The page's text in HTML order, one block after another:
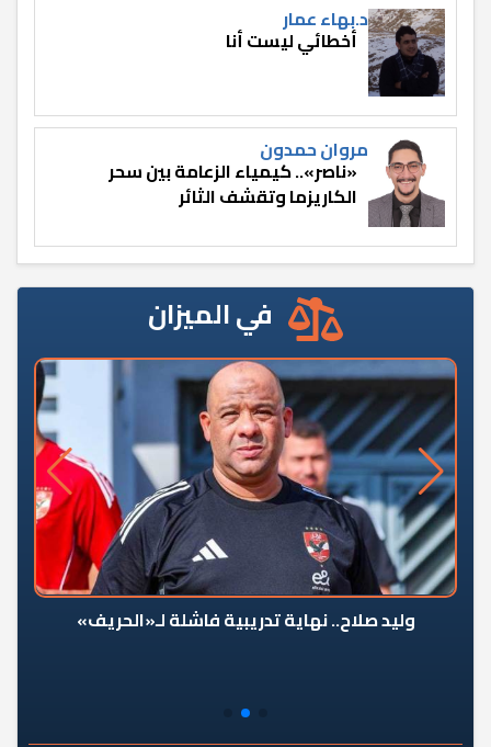
د.بهاء عمار
أخطائي ليست أنا
مروان حمدون
«ناصر».. كيمياء الزعامة بين سحر
الكاريزما وتقشف الثائر
في الميزان
وليد صلاح.. نهاية تدريبية فاشلة لـ«الحريف»